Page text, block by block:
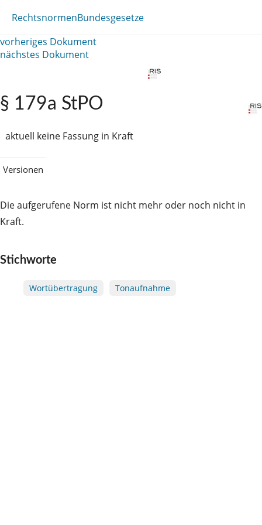
RechtsnormenBundesgesetze
vorheriges Dokument
nächstes Dokument
§ 179a StPO
aktuell keine Fassung in Kraft
Versionen
Die aufgerufene Norm ist nicht mehr oder noch nicht in
Kraft.
Stichworte
Wortübertragung Tonaufnahme